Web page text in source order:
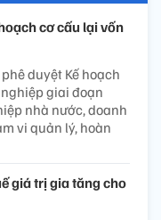
cơ cấu lại vốn
duyệt Kế hoạch
giai đoạn
nhà nước, doanh
vi quản lý, hoàn
giá trị gia tăng cho